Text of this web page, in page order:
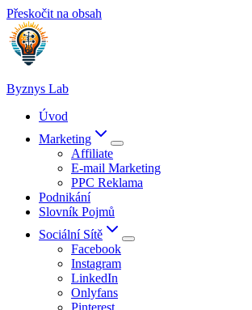
Přeskočit na obsah
Byznys Lab
Úvod
Marketing
Affiliate
E-mail Marketing
PPC Reklama
Podnikání
Slovník Pojmů
Sociální Sítě
Facebook
Instagram
LinkedIn
Onlyfans
Pinterest